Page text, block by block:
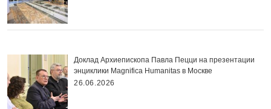
Доклад Архиепископа Павла Пецци на презентации
энциклики Magnifica Нumanitas в Москве
26.06.2026